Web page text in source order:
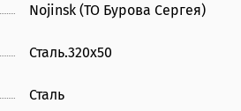
Nojinsk (ТО Бурова Сергея)
Сталь.320х50
Сталь